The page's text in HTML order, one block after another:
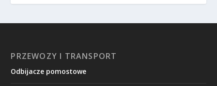
PRZEWOZY I TRANSPORT
Odbijacze pomostowe